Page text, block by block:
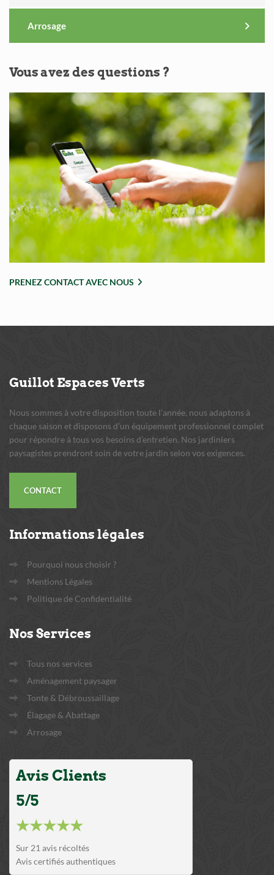
Arrosage
Vousavez des questions ?
PRENEZ CONTACT AVEC NOUS
Guillot Espaces Verts
Nous sommes à votre disposition toute l’année, nous adaptons à
chaque saison et disposons d’un équipement professionnel complet
pour répondre à tous vos besoins d’entretien. Nos jardiniers
paysagistes prendront soin de votre jardin selon vos exigences.
CONTACT
Informations légales
Pourquoi nous choisir ?
Mentions Légales
Politique de Confidentialité
Nos Services
Tous nos services
Aménagement paysager
Tonte & Débroussaillage
Élagage & Abattage
Arrosage
Avis Clients
5/5
★★★★★
Sur 21 avis récoltés
Avis certifiés authentiques